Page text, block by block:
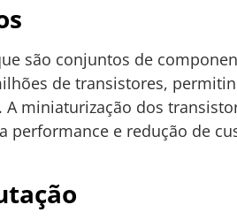
são conjuntos de
de transistores,
miniaturização dos
performance e redução de